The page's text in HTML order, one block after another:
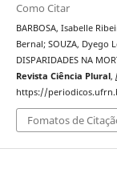
Como Citar
BARBOSA, Isabelle
Bernal; SOUZA, Dyego
DISPARIDADES NA
Revista Ciência Plural,
https://
Fomatos de